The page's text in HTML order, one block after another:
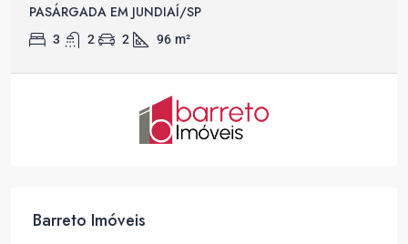
PASÁRGADA EM JUNDIAÍ/SP
3 2 2 96 m²
Barreto Imóveis